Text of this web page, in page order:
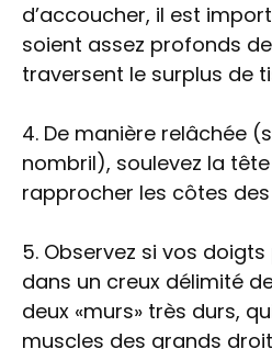
d’accoucher, il est
soient assez profonds
traversent le surplus de
4. De manière relâchée
nombril), soulevez la
rapprocher les côtes
5. Observez si vos
dans un creux délimité
deux «murs» très durs,
muscles des grands